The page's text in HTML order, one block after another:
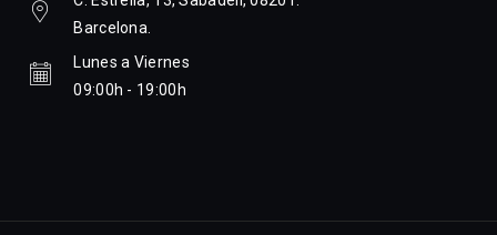
Barcelona.
Lunes a Viernes
09:00h - 19:00h